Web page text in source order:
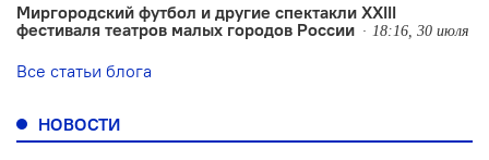
Миргородский футбол и другие спектакли XXIII
фестиваля театров малых городов России
18:16, 30 июля
Все статьи блога
НОВОСТИ